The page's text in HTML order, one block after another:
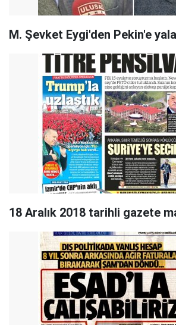
M. Şevket Eygi'den Pekin'e
18 Aralık 2018 tarihli gazete